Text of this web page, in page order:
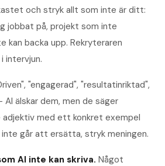
och stryk allt som inte är ditt:
jobbat på, projekt som inte
kan backa upp. Rekryteraren
intervjun.
"engagerad", "resultatinriktad",
älskar dem, men de säger
adjektiv med ett konkret exempel
går att ersätta, stryk meningen.
AI inte kan skriva. Något